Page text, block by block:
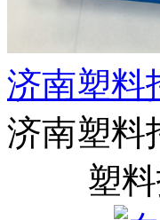
济南塑料
济南塑料
塑料